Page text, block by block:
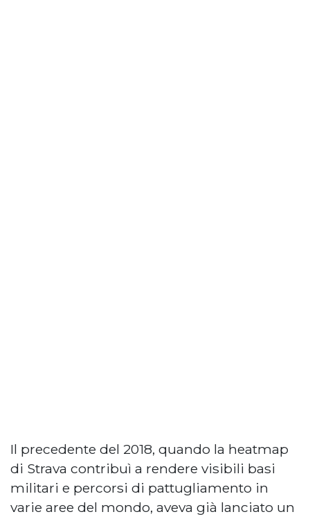
Il precedente del 2018, quando la heatmap
di Strava contribuì a rendere visibili basi
militari e percorsi di pattugliamento in
varie aree del mondo, aveva già lanciato un